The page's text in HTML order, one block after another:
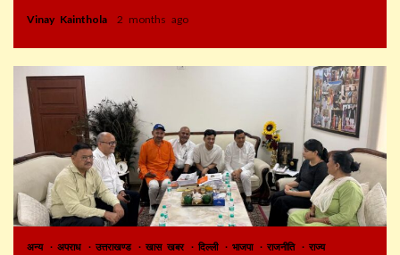
Vinay Kainthola 2 months ago
अन्य अपराध उत्तराखण्ड खास खबर दिल्ली भाजपा राजनीति राज्य